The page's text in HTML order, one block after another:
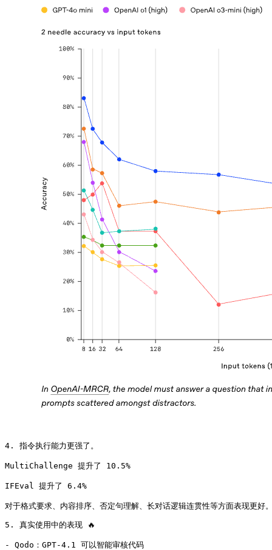
4. 指令执行能力更强了。
MultiChallenge 提升了 10.5%
IFEval 提升了 6.4%
对于格式要求、内容排序、否定句理解、长对话逻辑连贯性等方面表现更好
5. 真实使用中的表现 🔥
- Qodo：GPT‑4.1 可以智能审核代码